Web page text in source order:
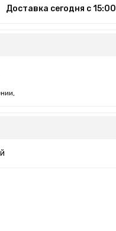
Доставка сегодня с 15:00